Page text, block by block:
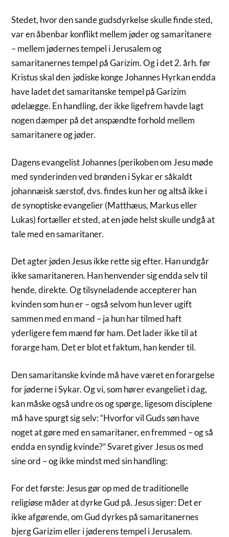
Stedet, hvor den sande gudsdyrkelse skulle finde sted,
var en åbenbar konflikt mellem jøder og samaritanere
– mellem jødernes tempel i Jerusalem og
samaritanernes tempel på Garizim. Og i det 2. årh. før
Kristus skal den jødiske konge Johannes Hyrkan endda
have ladet det samaritanske tempel på Garizim
ødelægge. En handling, der ikke ligefrem havde lagt
nogen dæmper på det anspændte forhold mellem
samaritanere og jøder.
Dagens evangelist Johannes (perikoben om Jesu møde
med synderinden ved brønden i Sykar er såkaldt
johannæisk særstof, dvs. findes kun her og altså ikke i
de synoptiske evangelier (Matthæus, Markus eller
Lukas) fortæller et sted, at en jøde helst skulle undgå at
tale med en samaritaner.
Det agter jøden Jesus ikke rette sig efter. Han undgår
ikke samaritaneren. Han henvender sig endda selv til
hende, direkte. Og tilsyneladende accepterer han
kvinden som hun er – også selvom hun lever ugift
sammen med en mand – ja hun har tilmed haft
yderligere fem mænd før ham. Det lader ikke til at
forarge ham. Det er blot et faktum, han kender til.
Den samaritanske kvinde må have været en forargelse
for jøderne i Sykar. Og vi, som hører evangeliet i dag,
kan måske også undre os og spørge, ligesom disciplene
må have spurgt sig selv: “Hvorfor vil Guds søn have
noget at gøre med en samaritaner, en fremmed – og så
endda en syndig kvinde?” Svaret giver Jesus os med
sine ord – og ikke mindst med sin handling:
For det første: Jesus gør op med de traditionelle
religiøse måder at dyrke Gud på. Jesus siger: Det er
ikke afgørende, om Gud dyrkes på samaritanernes
bjerg Garizim eller i jøderens tempel i Jerusalem.